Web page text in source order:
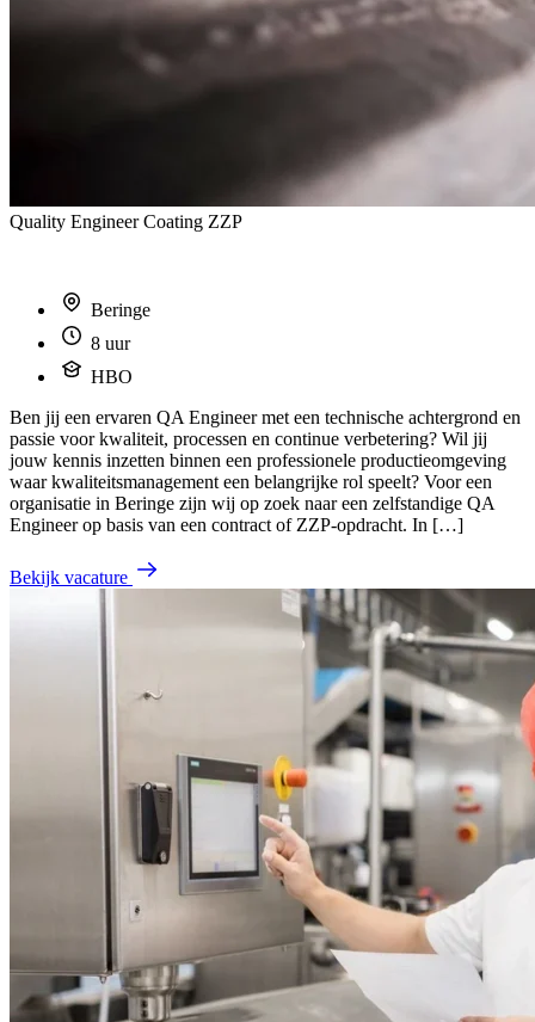
Quality Engineer Coating ZZP
Beringe
8 uur
HBO
Ben jij een ervaren QA Engineer met een technische achtergrond en
passie voor kwaliteit, processen en continue verbetering? Wil jij
jouw kennis inzetten binnen een professionele productieomgeving
waar kwaliteitsmanagement een belangrijke rol speelt? Voor een
organisatie in Beringe zijn wij op zoek naar een zelfstandige QA
Engineer op basis van een contract of ZZP-opdracht. In […]
Bekijk vacature